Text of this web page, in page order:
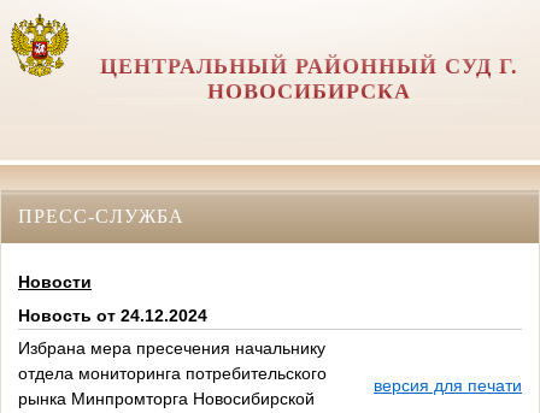
ЦЕНТРАЛЬНЫЙ РАЙОННЫЙ СУД Г.
НОВОСИБИРСКА
ПРЕСС-СЛУЖБА
Новости
Новость от 24.12.2024
Избрана мера пресечения начальнику
отдела мониторинга потребительского
рынка Минпромторга Новосибирской
версия для печати